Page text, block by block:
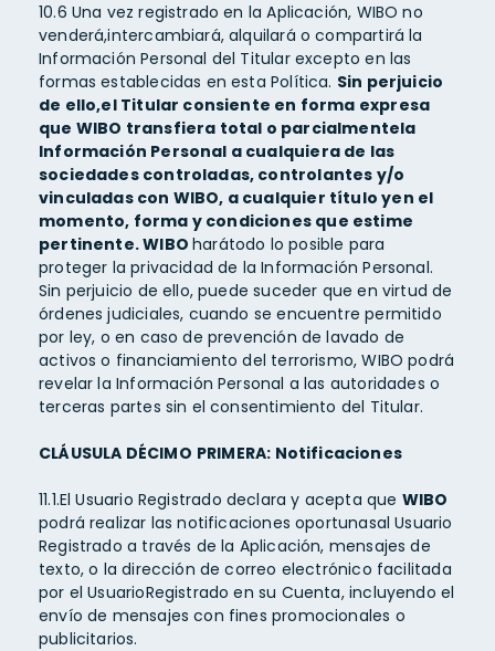
10.6 Una vez registrado en la Aplicación, WIBO no
venderá,intercambiará, alquilará o compartirá la
Información Personal del Titular excepto en las
formas establecidas en esta Política. Sin perjuicio
de ello,el Titular consiente en forma expresa
que WIBO transfiera total o parcialmentela
Información Personal a cualquiera de las
sociedades controladas, controlantes y/o
vinculadas con WIBO, a cualquier título yen el
momento, forma y condiciones que estime
pertinente. WIBOharátodo lo posible para
proteger la privacidad de la Información Personal.
Sin perjuicio de ello, puede suceder que en virtud de
órdenes judiciales, cuando se encuentre permitido
por ley, o en caso de prevención de lavado de
activos o financiamiento del terrorismo, WIBO podrá
revelar la Información Personal a las autoridades o
terceras partes sin el consentimiento del Titular.
CLÁUSULA DÉCIMO PRIMERA: Notificaciones
11.1.El Usuario Registrado declara y acepta que WIBO
podrá realizar las notificaciones oportunasal Usuario
Registrado a través de la Aplicación, mensajes de
texto, o la dirección de correo electrónico facilitada
por el UsuarioRegistrado en su Cuenta, incluyendo el
envío de mensajes con fines promocionales o
publicitarios.